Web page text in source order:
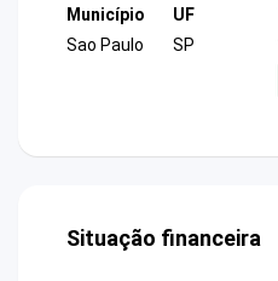
Município
Sao Paulo
UF
SP
Situação financeira